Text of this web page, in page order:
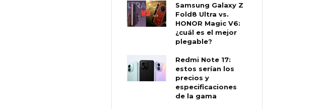
Samsung Galaxy Z
Fold8 Ultra vs.
HONOR Magic V6:
¿cuál es el mejor
plegable?
Redmi Note 17:
estos serían los
precios y
especificaciones
de la gama